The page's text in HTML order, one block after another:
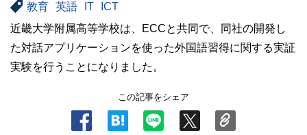
教育 英語 IT
ICT
近畿大学附属高等学校は、ECCと共同で、同社の開発し
た対話アプリケーションを使った外国語習得に関する実証
実験を行うことになりました。
この記事をシェア